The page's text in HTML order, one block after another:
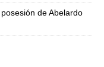
de Abelardo